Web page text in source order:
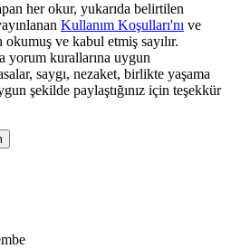
her okur, yukarıda belirtilen
Kullanım Koşulları'nı ve
okumuş ve kabul etmiş sayılır.
yorum kurallarına uygun
saygı, nezaket, birlikte yaşama
şekilde paylaştığınız için teşekkür